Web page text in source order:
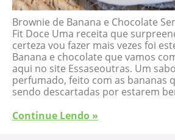
Brownie de Banana e Chocolate
Fit Doce Uma receita que
certeza vou fazer mais vezes foi
Banana e chocolate que vamos
aqui no site Essaseoutras. Um
perfumado, feito com as bananas
sendo descartadas por estarem
Continue Lendo »